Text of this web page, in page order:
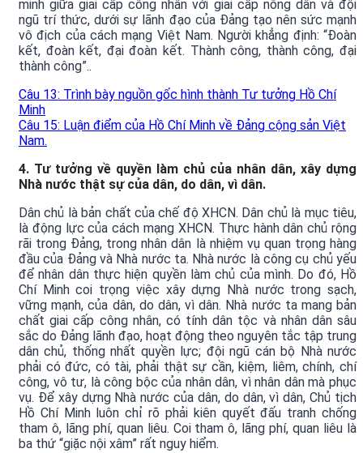
minh giữa giai cấp công nhân với giai cấp nông dân và đội
ngũ trí thức, dưới sự lãnh đạo của Đảng tạo nên sức mạnh
vô địch của cách mạng Việt Nam. Người khẳng định: “Đoàn
kết, đoàn kết, đại đoàn kết. Thành công, thành công, đại
thành công”..
Câu 13: Trình bày nguồn gốc hình thành Tư tưởng Hồ Chí
Minh
Câu 15: Luận điểm của Hồ Chí Minh về Đảng cộng sản Việt
Nam.
4. Tư tưởng về quyền làm chủ của nhân dân, xây dựng
Nhà nước thật sự của dân, do dân, vì dân.
Dân chủ là bản chất của chế độ XHCN. Dân chủ là mục tiêu,
là động lực của cách mạng XHCN. Thực hành dân chủ rộng
rãi trong Đảng, trong nhân dân là nhiệm vụ quan trọng hàng
đầu của Đảng và Nhà nước ta. Nhà nước là công cụ chủ yếu
để nhân dân thực hiện quyền làm chủ của mình. Do đó, Hồ
Chí Minh coi trọng việc xây dựng Nhà nước trong sạch,
vững mạnh, của dân, do dân, vì dân. Nhà nước ta mang bản
chất giai cấp công nhân, có tính dân tộc và nhân dân sâu
sắc do Đảng lãnh đạo, hoạt động theo nguyên tắc tập trung
dân chủ, thống nhất quyền lực; đội ngũ cán bộ Nhà nước
phải có đức, có tài, phải thật sự cần, kiệm, liêm, chính, chí
công, vô tư, là công bộc của nhân dân, vì nhân dân mà phục
vụ. Để xây dựng Nhà nước của dân, do dân, vì dân, Chủ tịch
Hồ Chí Minh luôn chỉ rõ phải kiên quyết đấu tranh chống
tham ô, lãng phí, quan liêu. Coi tham ô, lãng phí, quan liêu là
ba thứ “giặc nội xâm” rất nguy hiểm.